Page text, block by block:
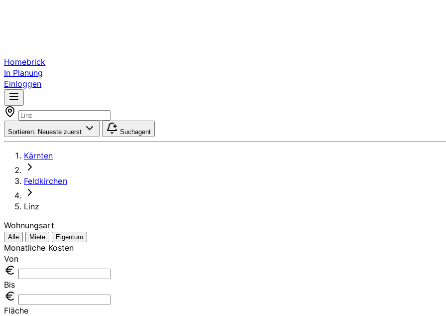
Homebrick
In Planung
Einloggen
Sortieren: Neueste zuerst Suchagent
Kärnten
Feldkirchen
Linz
Wohnungsart
Alle Miete Eigentum
Monatliche Kosten
Von
Bis
Fläche